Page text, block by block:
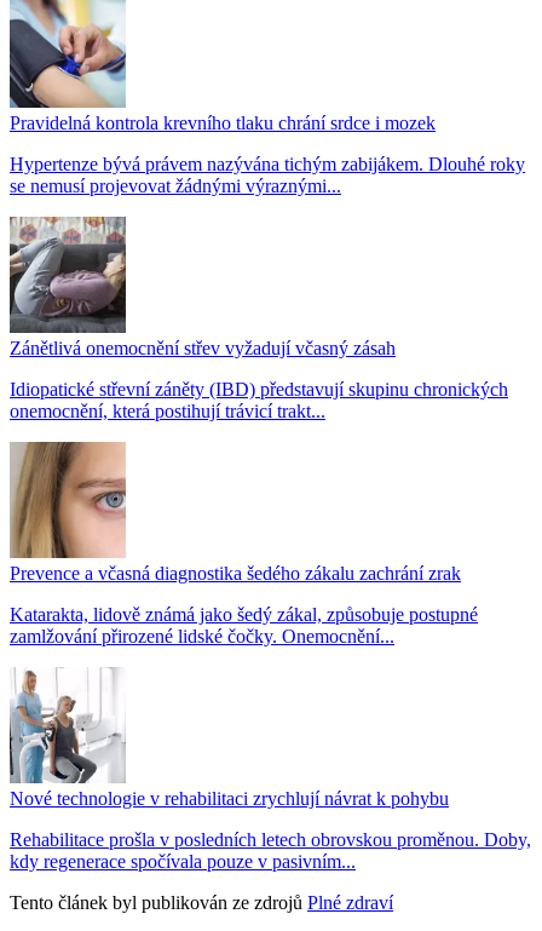
Pravidelná kontrola krevního tlaku chrání srdce i mozek
Hypertenze bývá právem nazývána tichým zabijákem. Dlouhé roky
se nemusí projevovat žádnými výraznými...
Zánětlivá onemocnění střev vyžadují včasný zásah
Idiopatické střevní záněty (IBD) představují skupinu chronických
onemocnění, která postihují trávicí trakt...
Prevence a včasná diagnostika šedého zákalu zachrání zrak
Katarakta, lidově známá jako šedý zákal, způsobuje postupné
zamlžování přirozené lidské čočky. Onemocnění...
Nové technologie v rehabilitaci zrychlují návrat k pohybu
Rehabilitace prošla v posledních letech obrovskou proměnou. Doby,
kdy regenerace spočívala pouze v pasivním...
Tento článek byl publikován ze zdrojů Plné zdraví